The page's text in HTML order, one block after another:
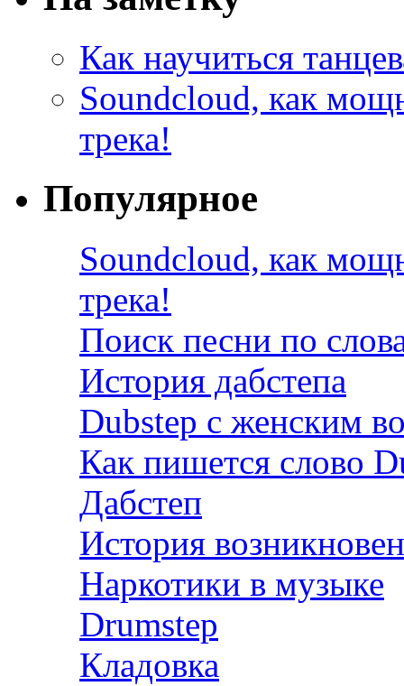
Как научиться
Soundcloud, как
трека!
Популярное
Soundcloud, как
трека!
Поиск песни по
История дабстепа
Dubstep с женским
Как пишется слово
Дабстеп
История
Наркотики в музыке
Drumstep
Кладовка